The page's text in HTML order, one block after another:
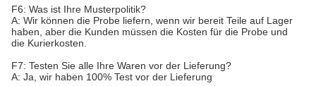
F6: Was ist Ihre Musterpolitik?
A: Wir können die Probe liefern, wenn wir bereit Teile auf Lager
haben, aber die Kunden müssen die Kosten für die Probe und
die Kurierkosten.
F7: Testen Sie alle Ihre Waren vor der Lieferung?
A: Ja, wir haben 100% Test vor der Lieferung